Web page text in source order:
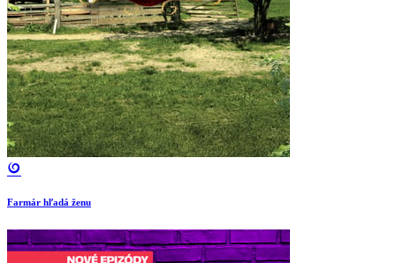
Farmár hľadá ženu